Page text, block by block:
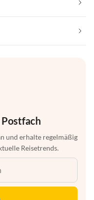
und erhalte regelmäßig
Reisetrends.